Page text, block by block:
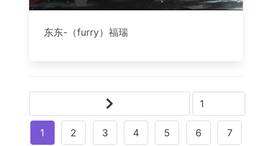
东东-（furry）福瑞
1 2 3 4 5 6 7